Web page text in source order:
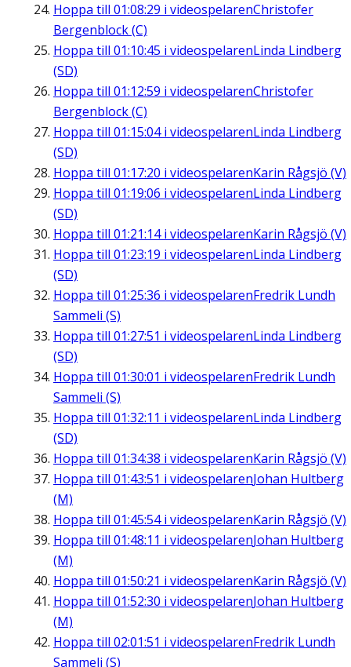
Hoppa till 01:08:29 i videospelarenChristofer
Bergenblock (C)
Hoppa till 01:10:45 i videospelarenLinda Lindberg
(SD)
Hoppa till 01:12:59 i videospelarenChristofer
Bergenblock (C)
Hoppa till 01:15:04i videospelarenLinda Lindberg
(SD)
Hoppa till 01:17:20 i videospelarenKarin Rågsjö (V)
Hoppa till 01:19:06 i videospelarenLinda Lindberg
(SD)
Hoppa till 01:21:14i videospelarenKarin Rågsjö (V)
Hoppa till 01:23:19 i videospelarenLinda Lindberg
(SD)
Hoppa till 01:25:36 i videospelarenFredrik Lundh
Sammeli (S)
Hoppa till 01:27:51 i videospelarenLinda Lindberg
(SD)
Hoppa till 01:30:01 i videospelarenFredrik Lundh
Sammeli (S)
Hoppa till 01:32:11 i videospelarenLinda Lindberg
(SD)
Hoppa till 01:34:38 i videospelarenKarin Rågsjö (V)
Hoppa till 01:43:51 i videospelarenJohan Hultberg
(M)
Hoppa till 01:45:54i videospelarenKarin Rågsjö (V)
Hoppa till 01:48:11 i videospelarenJohan Hultberg
(M)
Hoppa till 01:50:21 i videospelarenKarin Rågsjö (V)
Hoppa till 01:52:30 i videospelarenJohan Hultberg
(M)
Hoppa till 02:01:51 i videospelarenFredrik Lundh
Sammeli (S)